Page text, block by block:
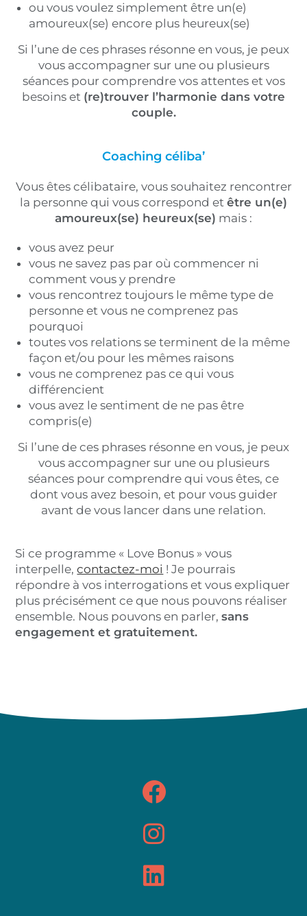
ou vous voulez simplement être un(e)
amoureux(se) encore plus heureux(se)
Si l’une de ces phrases résonne en vous, je peux
vous accompagner sur une ou plusieurs
séances pour comprendre vos attentes et vos
besoins et (re)trouver l’harmonie dans votre
couple.
Coaching céliba’
Vous êtes célibataire, vous souhaitez rencontrer
la personne qui vous correspond et être un(e)
amoureux(se) heureux(se) mais :
vous avez peur
vous ne savez pas par où commencer ni
comment vous y prendre
vous rencontrez toujours le même type de
personne et vous ne comprenez pas
pourquoi
toutes vos relations se terminent de la même
façon et/ou pour les mêmes raisons
vous ne comprenez pas ce qui vous
différencient
vous avez le sentiment de ne pas être
compris(e)
Si l’une de ces phrases résonne en vous, je peux
vous accompagner sur une ou plusieurs
séances pour comprendre qui vous êtes, ce
dont vous avez besoin, et pour vous guider
avant de vous lancer dans une relation.
Si ce programme « Love Bonus » vous
interpelle,contactez-moi ! Je pourrais
répondre à vos interrogations et vous expliquer
plus précisément ce que nous pouvons réaliser
ensemble. Nous pouvons en parler,sans
engagement et gratuitement.